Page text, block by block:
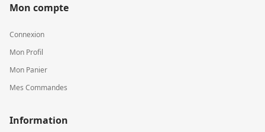
Mon compte
Connexion
Mon Profil
Mon Panier
Mes Commandes
Information